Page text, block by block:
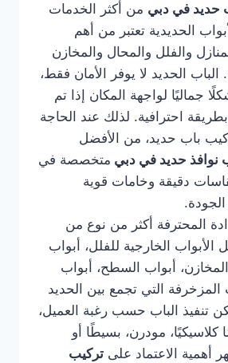
حديد في دبي من أكثر الخدمات
الحديدية تعتبر من أهم
والفلل والمحال والمخازن
الباب الحديد لا يوفر الأمان فقط،
جماليًا لواجهة المكان إذا تم
احترافية. لذلك عند الحاجة
باب حديد، من الأفضل
نوافذ حديد في دبي متخصصة في
دقيقة وخامات قوية
المحترفة أكثر من نوع من
الأبواب الخارجية للفلل، أبواب
أبواب السطح، أبواب
المزخرفة التي تجمع بين الحديد
تنفيذ الباب حسب رغبة العميل،
مودرن، بسيطًا أو
أهمية الاعتماد على تركيب